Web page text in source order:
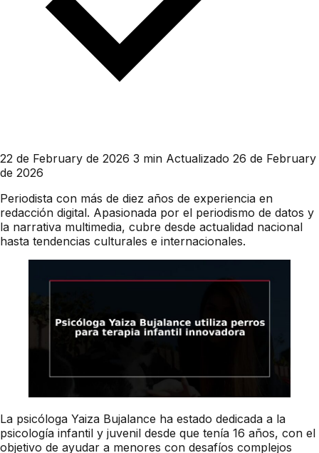
22 de February de 2026 3 min Actualizado 26 de February
de 2026
Periodista con más de diez años de experiencia en
redacción digital. Apasionada por el periodismo de datos y
la narrativa multimedia, cubre desde actualidad nacional
hasta tendencias culturales e internacionales.
La psicóloga Yaiza Bujalance ha estado dedicada a la
psicología infantil y juvenil desde que tenía 16 años, con el
objetivo de ayudar a menores con desafíos complejos